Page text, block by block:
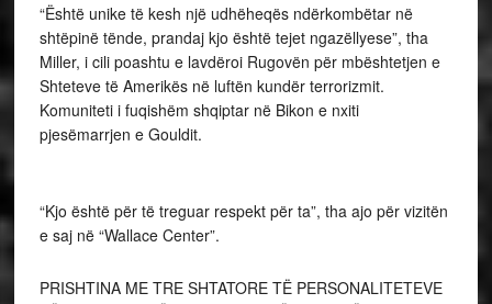
“Është unike të kesh një udhëheqës ndërkombëtar në
shtëpinë tënde, prandaj kjo është tejet ngazëllyese”, tha
Miller, i cili poashtu e lavdëroi Rugovën për mbështetjen e
Shteteve të Amerikës në luftën kundër terrorizmit.
Komuniteti i fuqishëm shqiptar në Bikon e nxiti
pjesëmarrjen e Gouldit.
“Kjo është për të treguar respekt për ta”, tha ajo për vizitën
e saj në “Wallace Center”.
PRISHTINA ME TRE SHTATORE TË PERSONALITETEVE